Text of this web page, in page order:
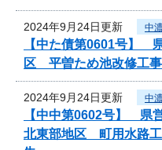
2024年9月24日更新 中
【中た債第0601号】
区 平曽ため池改修工
2024年9月24日更新 中
【中中第0602号】 県
北東部地区 町用水路